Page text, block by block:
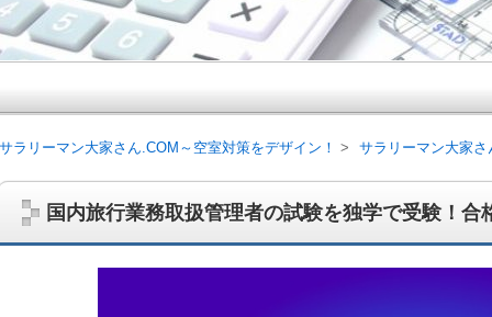
国内旅行業務取扱管理者の試験を独学で受験！合
サラリーマン大家さん.COM～空室対策をデザイン！ サラリーマン大家さ
サラリーマン大家さん.COM～空